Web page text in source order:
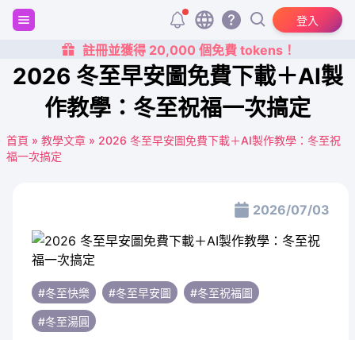
登入
註冊並獲得 20,000 個免費 tokens！
2026 冬至早安圖免費下載＋AI製
作教學：冬至祝福一次搞定
首頁 » 教學文章 » 2026 冬至早安圖免費下載＋AI製作教學：冬至祝
福一次搞定
2026/07/03
#冬至快樂 #冬至早安圖 #冬至祝福圖
#冬至湯圓